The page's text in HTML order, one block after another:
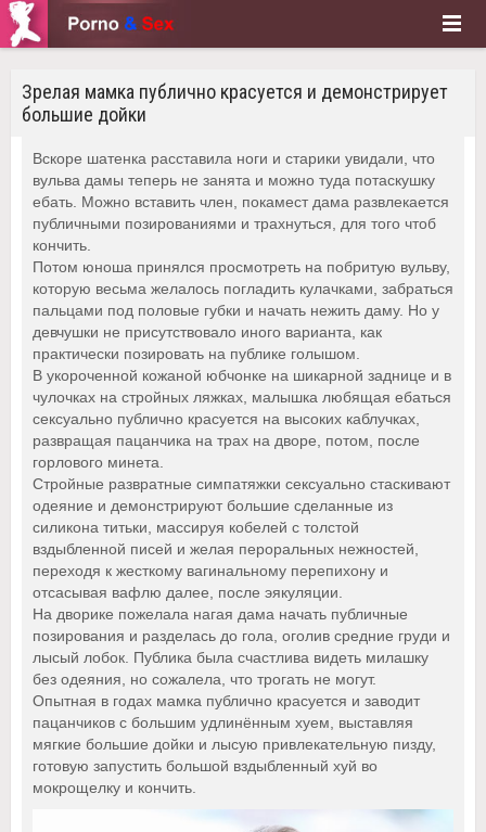
Зрелая мамка публично красуется и демонстрирует
большие дойки
Вскоре шатенка расставила ноги и старики увидали, что
вульва дамы теперь не занята и можно туда потаскушку
ебать. Можно вставить член, покамест дама развлекается
публичными позированиями и трахнуться, для того чтоб
кончить.
Потом юноша принялся просмотреть на побритую вульву,
которую весьма желалось погладить кулачками, забраться
пальцами под половые губки и начать нежить даму. Но у
девчушки не присутствовало иного варианта, как
практически позировать на публике голышом.
В укороченной кожаной юбчонке на шикарной заднице и в
чулочках на стройных ляжках, малышка любящая ебаться
сексуально публично красуется на высоких каблучках,
развращая пацанчика на трах на дворе, потом, после
горлового минета.
Стройные развратные симпатяжки сексуально стаскивают
одеяние и демонстрируют большие сделанные из
силикона титьки, массируя кобелей с толстой
вздыбленной писей и желая пероральных нежностей,
переходя к жесткому вагинальному перепихону и
отсасывая вафлю далее, после эякуляции.
На дворике пожелала нагая дама начать публичные
позирования и разделась до гола, оголив средние груди и
лысый лобок. Публика была счастлива видеть милашку
без одеяния, но сожалела, что трогать не могут.
Опытная в годах мамка публично красуется и заводит
пацанчиков с большим удлинённым хуем, выставляя
мягкие большие дойки и лысую привлекательную пизду,
готовую запустить большой вздыбленный хуй во
мокрощелку и кончить.